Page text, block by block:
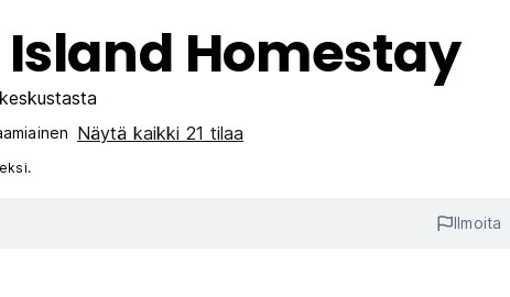
Homestay
Näytä kaikki 21 tilaa
Ilmoita